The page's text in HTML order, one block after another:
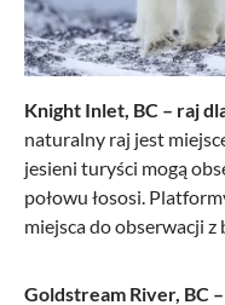
Knight Inlet, BC – raj
naturalny raj jest
jesieni turyści mogą
połowu łososi.
miejsca do obserwacji z
Goldstream River, BC